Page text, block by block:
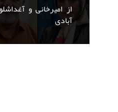
از امیرخانی و
آبادی